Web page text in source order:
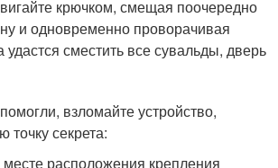
крючком, смещая поочередно
и одновременно проворачивая
сместить все сувальды, дверь
взломайте устройство,
точку секрета:
расположения крепления